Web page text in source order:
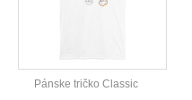
Pánske tričko Classic